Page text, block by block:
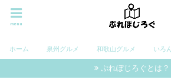
menu
ホーム 泉州グルメ 和歌山グルメ いろ
ぷれぽじろぐとは？